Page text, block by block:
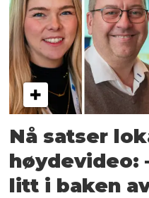
Nå satser
høydevideo:
litt i baken